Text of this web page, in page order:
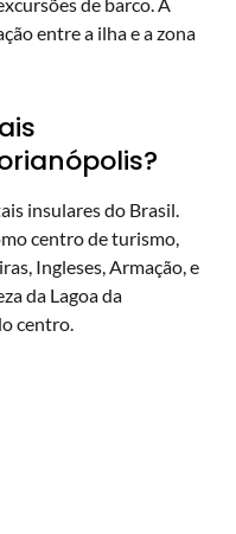
entre a ilha e a zona
insulares do Brasil.
centro de turismo,
Ingleses, Armação, e
da Lagoa da
centro.